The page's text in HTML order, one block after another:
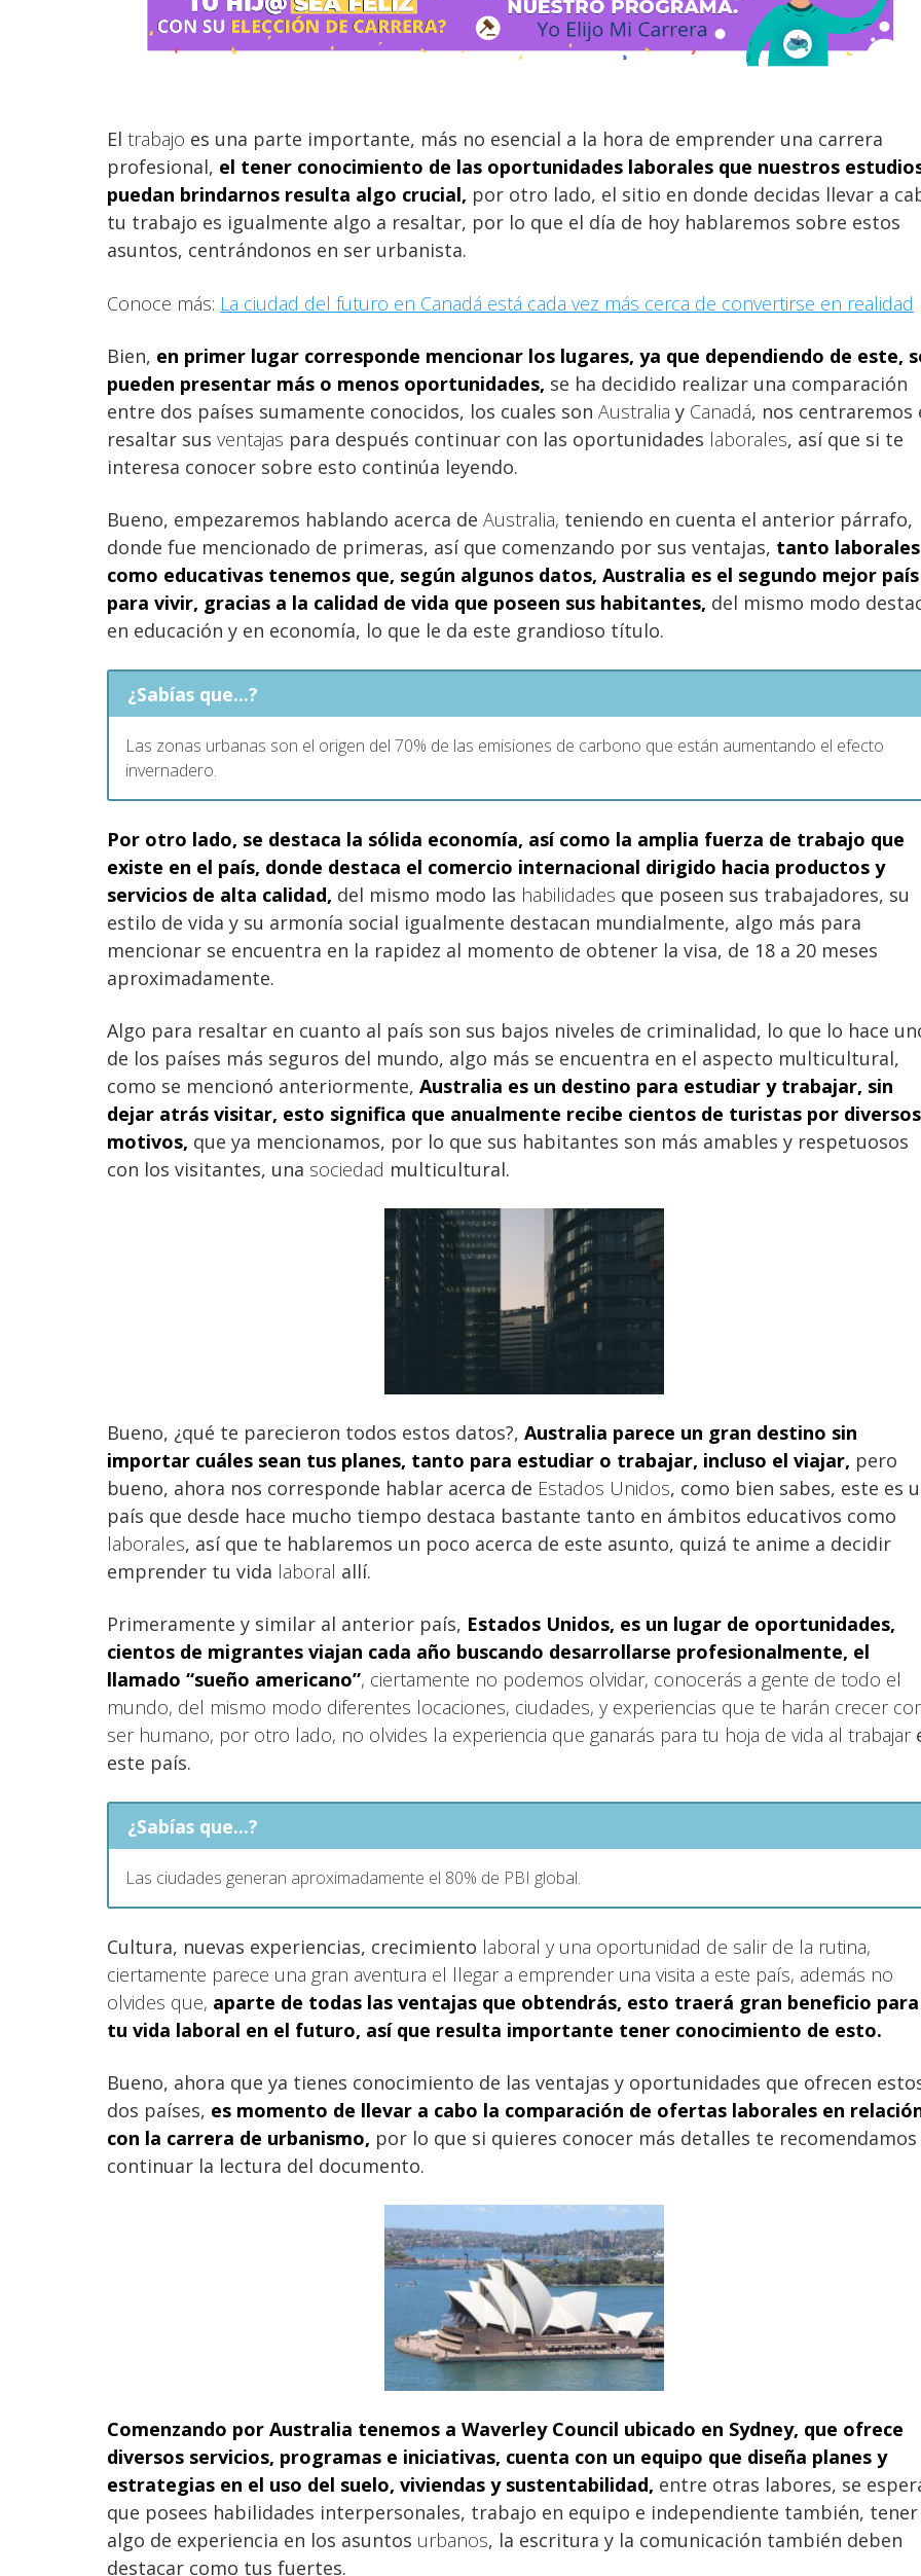
El trabajo es una parte importante, más no esencial a la hora de emprender una carrera
profesional, el tener conocimiento de las oportunidades laborales que nuestros
puedan brindarnos resulta algo crucial, por otro lado, el sitio en donde decidas llevar a
tu trabajo es igualmente algo a resaltar, por lo que el día de hoy hablaremos sobre estos
asuntos, centrándonos en ser urbanista.
Conoce más: La ciudad del futuro en Canadá está cada vez más cerca de convertirse en realidad
Bien, en primer lugar corresponde mencionar los lugares, ya que dependiendo de este,
pueden presentar más o menos oportunidades, se ha decidido realizar una comparación
entre dos países sumamente conocidos, los cuales son Australia y Canadá, nos centraremos
resaltar sus ventajas para después continuar con las oportunidades laborales, así que si te
interesa conocer sobre esto continúa leyendo.
Bueno, empezaremos hablando acerca de Australia, teniendo en cuenta el anterior párrafo,
donde fue mencionado de primeras, así que comenzando por sus ventajas, tanto laborales
como educativas tenemos que, según algunos datos, Australia es el segundo mejor país
para vivir, gracias a la calidad de vida que poseen sus habitantes, del mismo modo
en educación y en economía, lo que le da este grandioso título.
¿Sabías que...?
Las zonas urbanas son el origen del 70% de las emisiones de carbono que están aumentando el efecto
invernadero.
Por otro lado, se destaca la sólida economía, así como la amplia fuerza de trabajo que
existe en el país, donde destaca el comercio internacional dirigido hacia productos y
servicios de alta calidad, del mismo modo las habilidades que poseen sus trabajadores, su
estilo de vida y su armonía social igualmente destacan mundialmente, algo más para
mencionar se encuentra en la rapidez al momento de obtener la visa, de 18 a 20 meses
aproximadamente.
Algo para resaltar en cuanto al país son sus bajos niveles de criminalidad, lo que lo hace
de los países más seguros del mundo, algo más se encuentra en el aspecto multicultural,
como se mencionó anteriormente, Australia es un destino para estudiar y trabajar, sin
dejar atrás visitar, esto significa que anualmente recibe cientos de turistas por diversos
motivos, que ya mencionamos, por lo que sus habitantes son más amables y respetuosos
con los visitantes, una sociedad multicultural.
Bueno, ¿qué te parecieron todos estos datos?, Australia parece un gran destino sin
importar cuáles sean tus planes, tanto para estudiar o trabajar, incluso el viajar, pero
bueno, ahora nos corresponde hablar acerca de Estados Unidos, como bien sabes, este es
país que desde hace mucho tiempo destaca bastante tanto en ámbitos educativos como
laborales, así que te hablaremos un poco acerca de este asunto, quizá te anime a decidir
emprender tu vida laboral allí.
Primeramente y similar al anterior país, Estados Unidos, es un lugar de oportunidades,
cientos de migrantes viajan cada año buscando desarrollarse profesionalmente, el
llamado “sueño americano”, ciertamente no podemos olvidar, conocerás a gente de todo el
mundo, del mismo modo diferentes locaciones, ciudades, y experiencias que te harán crecer
ser humano, por otro lado, no olvides la experiencia que ganarás para tu hoja de vida al trabajar
este país.
¿Sabías que...?
Las ciudades generan aproximadamente el 80% de PBI global.
Cultura, nuevas experiencias, crecimiento laboral y una oportunidad de salir de la rutina,
ciertamente parece una gran aventura el llegar a emprender una visita a este país, además no
olvides que, aparte de todas las ventajas que obtendrás, esto traerá gran beneficio para
tu vida laboral en el futuro, así que resulta importante tener conocimiento de esto.
Bueno, ahora que ya tienes conocimiento de las ventajas y oportunidades que ofrecen
dos países, es momento de llevar a cabo la comparación de ofertas laborales en
con la carrera de urbanismo, por lo que si quieres conocer más detalles te recomendamos
continuar la lectura del documento.
Comenzando por Australia tenemos a Waverley Council ubicado en Sydney, que ofrece
diversos servicios, programas e iniciativas, cuenta con un equipo que diseña planes y
estrategias en el uso del suelo, viviendas y sustentabilidad, entre otras labores, se
que posees habilidades interpersonales, trabajo en equipo e independiente también, tener
algo de experiencia en los asuntos urbanos, la escritura y la comunicación también deben
destacar como tus fuertes.